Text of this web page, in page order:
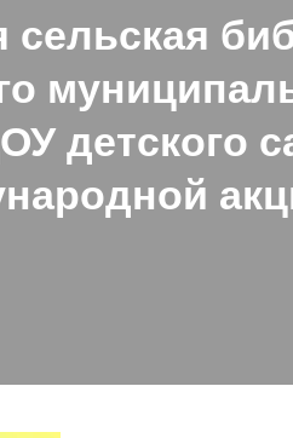
сельская
детского